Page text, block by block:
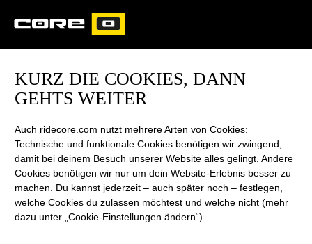
CARVED
Der nachfolgende Text dient Ihrer Information über die von uns
vorgenommene Verarbeitung Ihrer personenbezogenen Daten im
KURZ DIE COOKIES, DANN
GEHTS WEITER
Auch ridecore.com nutzt mehrere Arten von Cookies:
Technische und funktionale Cookies benötigen wir zwingend,
damit bei deinem Besuch unserer Website alles gelingt. Andere
Cookies benötigen wir nur um dein Website-Erlebnis besser zu
machen. Du kannst jederzeit – auch später noch – festlegen,
welche Cookies du zulassen möchtest und welche nicht (mehr
dazu unter „Cookie-Einstellungen ändern“).